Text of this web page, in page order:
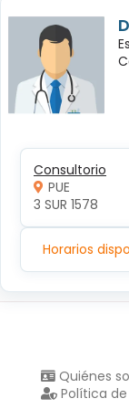
Consultorio
PUE
3 SUR 1578
Horarios
Quiénes
Política